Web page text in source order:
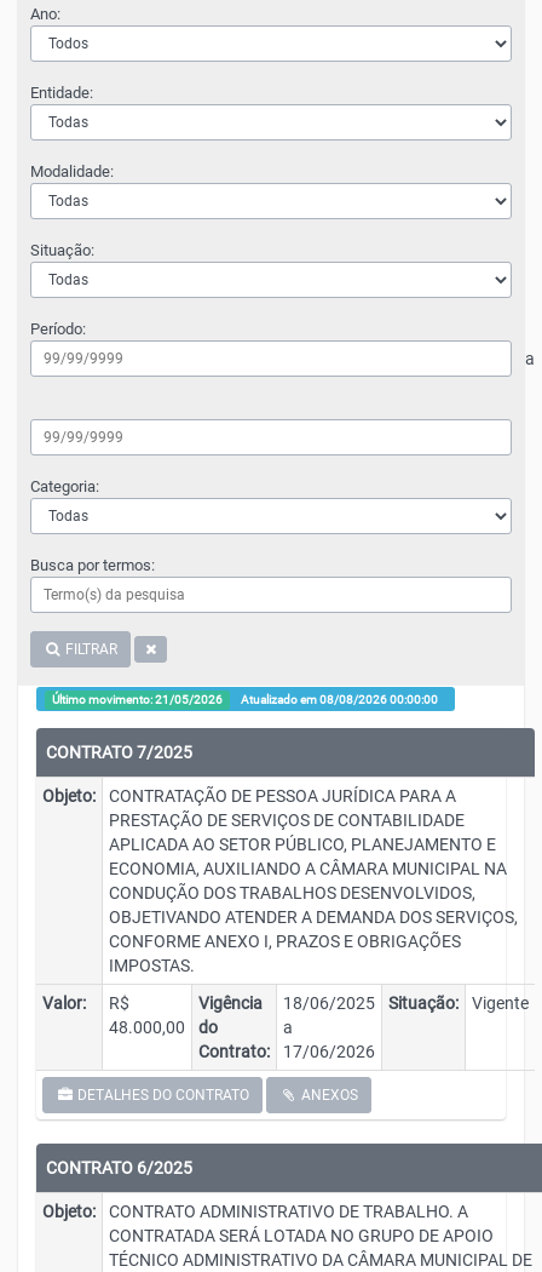
Ano:
Entidade:
Modalidade:
Situação:
Período:
a
Categoria:
Busca por termos:
FILTRAR
Último movimento: 21/05/2026 Atualizado em 08/08/2026 00:00:00
CONTRATO 7/2025
Objeto:
CONTRATAÇÃO DE PESSOA JURÍDICA PARA A
PRESTAÇÃO DE SERVIÇOS DE CONTABILIDADE
APLICADA AO SETOR PÚBLICO, PLANEJAMENTO E
ECONOMIA, AUXILIANDO A CÂMARA MUNICIPAL NA
CONDUÇÃO DOS TRABALHOS DESENVOLVIDOS,
OBJETIVANDO ATENDER A DEMANDA DOS SERVIÇOS,
CONFORME ANEXO I, PRAZOS E OBRIGAÇÕES
IMPOSTAS.
Valor:
R$
48.000,00
Vigência
do
Contrato:
18/06/2025
a
17/06/2026
Situação: Vigente
DETALHES DO CONTRATO ANEXOS
CONTRATO 6/2025
Objeto:
CONTRATO ADMINISTRATIVO DE TRABALHO. A
CONTRATADA SERÁ LOTADA NO GRUPO DE APOIO
TÉCNICO ADMINISTRATIVO DA CÂMARA MUNICIPAL DE